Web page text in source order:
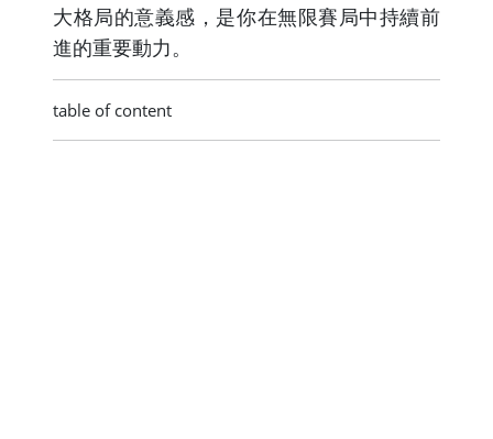
大格局的意義感，是你在無限賽局中持續前
進的重要動力。
table of content